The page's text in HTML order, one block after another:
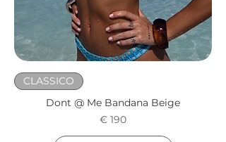
CLASSICO
Dont @ Me Bandana Beige
Prezzo
€ 190